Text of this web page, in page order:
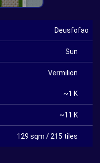
Deusfofao
Sun
Vermilion
~1 K
~11 K
129 sqm / 215 tiles